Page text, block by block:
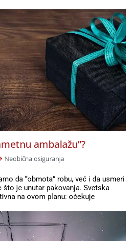
ambalažu”?
Neobična osiguranja
da “obmota” robu, već i da usmeri
što je unutar pakovanja. Svetska
na ovom planu: očekuje